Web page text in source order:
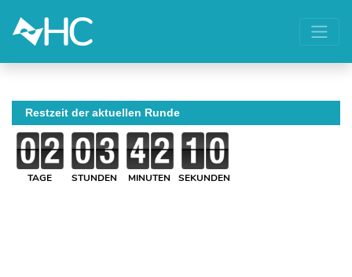
Restzeit der aktuellen Runde
TAGE STUNDEN MINUTEN SEKUNDEN